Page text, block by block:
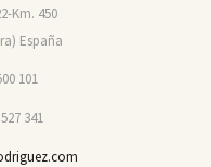
Km. 450
España
101
341